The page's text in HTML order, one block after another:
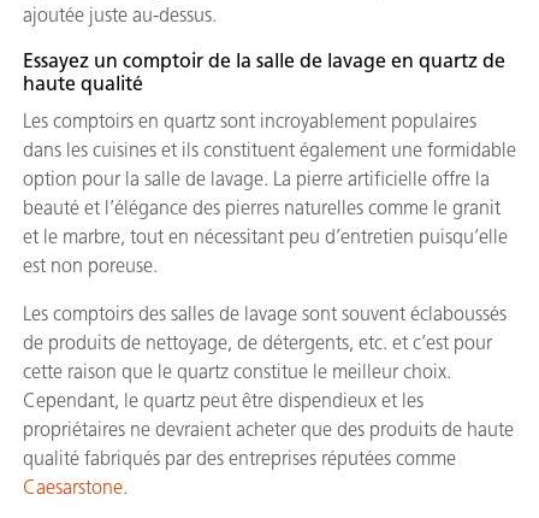
ajoutée juste au-dessus.
Essayez un comptoir de la salle de lavage en quartz de
haute qualité
Les comptoirs en quartz sont incroyablement populaires
dans les cuisines et ils constituent également une formidable
option pour la salle de lavage. La pierre artificielle offre la
beauté et l’élégance des pierres naturelles comme le granit
et le marbre, tout en nécessitant peu d’entretien puisqu’elle
est non poreuse.
Les comptoirs des salles de lavage sont souvent éclaboussés
de produits de nettoyage, de détergents, etc. et c’est pour
cette raison que le quartz constitue le meilleur choix.
Cependant, le quartz peut être dispendieux et les
propriétaires ne devraient acheter que des produits de haute
qualité fabriqués par des entreprises réputées comme
Caesarstone.